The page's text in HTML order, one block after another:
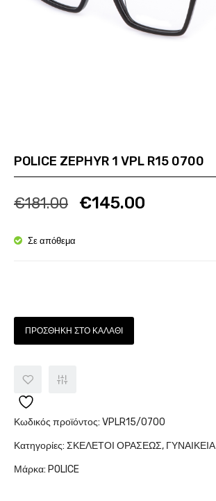
POLICE ZEPHYR 1 VPL R15 0700
€181.00 Ποσότητα
€145.00
Σε απόθεμα
ΠΡΟΣΘΉΚΗ ΣΤΟ ΚΑΛΆΘΙ
Κωδικός προϊόντος: VPLR15/0700
Κατηγορίες: ΣΚΕΛΕΤΟΙ ΟΡΑΣΕΩΣ, ΓΥΝΑΙΚΕΙΑ
Μάρκα: POLICE